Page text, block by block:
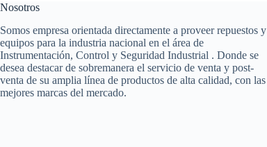
Nosotros
Somos empresa orientada directamente a proveer repuestos y
equipos para la industria nacional en el área de
Instrumentación, Control y Seguridad Industrial . Donde se
desea destacar de sobremanera el servicio de venta y post-
venta de su amplia línea de productos de alta calidad, con las
mejores marcas del mercado.